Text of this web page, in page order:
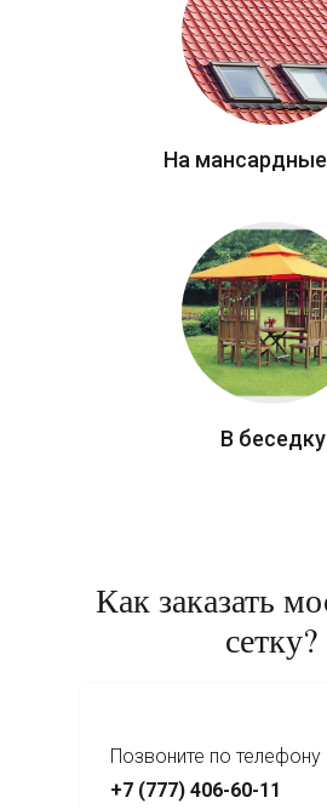
В беседку
На
Как заказать
сетку?
Позвоните по телефону
+7 (777) 406-60-11